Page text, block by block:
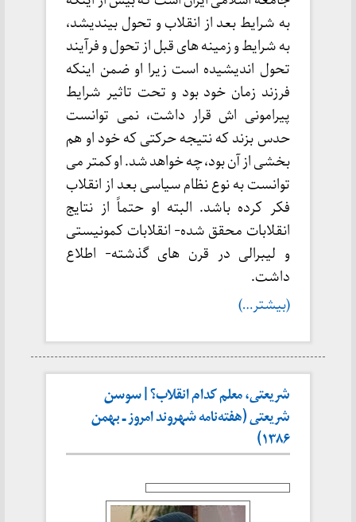
به شرایط بعد از انقلاب و تحول بیندیشد،
به شرایط و زمینه های قبل از تحول و فرآیند
تحول اندیشیده است زیرا او ضمن اینکه
فرزند زمان خود بود و تحت تاثیر شرایط
پیرامونی اش قرار داشت، نمی توانست
حدس بزند که نتیجه حرکتی که خود او هم
بخشی از آن بود، چه خواهد شد. او کمتر می
توانست به نوع نظام سیاسی بعد از انقلاب
فکر کرده باشد. البته او حتماً از نتایج
انقلابات محقق شده- انقلابات کمونیستی
و لیبرالی در قرن های گذشته- اطلاع
داشت.
(بیشتر…)
شریعتی، معلم کدام انقلاب؟ | سوسن
شریعتی (هفته‌نامه شهروند امروز ـ بهمن
۱۳۸۶)